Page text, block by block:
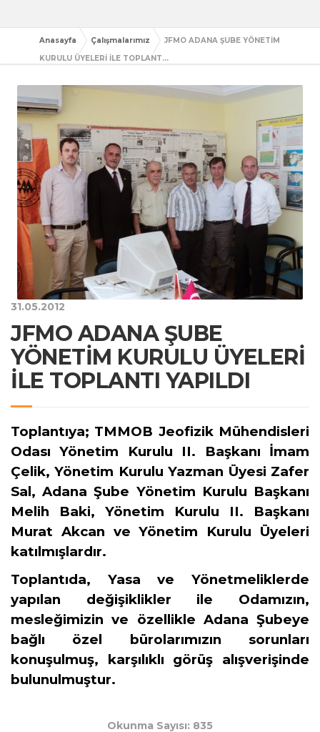
Anasayfa Çalışmalarımız
JFMO ADANA ŞUBE YÖNETİM
KURULU ÜYELERİ İLE TOPLANT...
31.05.2012
JFMO ADANA ŞUBE
YÖNETİM KURULU ÜYELERİ
İLE TOPLANTI YAPILDI
Toplantıya; TMMOB Jeofizik Mühendisleri
Odası Yönetim Kurulu II. Başkanı İmam
Çelik, Yönetim Kurulu Yazman Üyesi Zafer
Sal, Adana Şube Yönetim Kurulu Başkanı
Melih Baki, Yönetim Kurulu II. Başkanı
Murat Akcan ve Yönetim Kurulu Üyeleri
katılmışlardır.
Toplantıda, Yasa ve Yönetmeliklerde
yapılan değişiklikler ile Odamızın,
mesleğimizin ve özellikle Adana Şubeye
bağlı özel bürolarımızın sorunları
konuşulmuş, karşılıklı görüş alışverişinde
bulunulmuştur.
Okunma Sayısı: 835